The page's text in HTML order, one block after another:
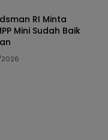
RI Minta
Mini Sudah Baik